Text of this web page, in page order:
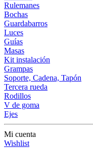
Rulemanes
Bochas
Guardabarros
Luces
Guías
Masas
Kit instalación
Grampas
Soporte, Cadena, Tapón
Tercera rueda
Rodillos
V de goma
Ejes
Mi cuenta
Wishlist